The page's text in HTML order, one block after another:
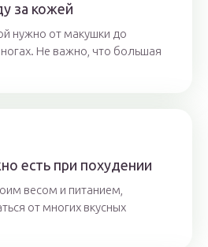
за кожей
нужно от макушки до
Не важно, что большая
есть при похудении
весом и питанием,
от многих вкусных